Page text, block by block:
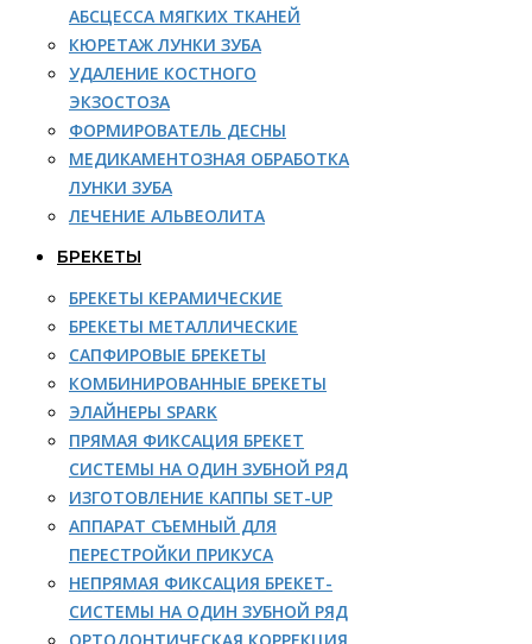
АБСЦЕССА МЯГКИХ ТКАНЕЙ
КЮРЕТАЖ ЛУНКИ ЗУБА
УДАЛЕНИЕ КОСТНОГО
ЭКЗОСТОЗА
ФОРМИРОВАТЕЛЬ ДЕСНЫ
МЕДИКАМЕНТОЗНАЯ ОБРАБОТКА
ЛУНКИ ЗУБА
ЛЕЧЕНИЕ АЛЬВЕОЛИТА
БРЕКЕТЫ
БРЕКЕТЫ КЕРАМИЧЕСКИЕ
БРЕКЕТЫ МЕТАЛЛИЧЕСКИЕ
САПФИРОВЫЕ БРЕКЕТЫ
КОМБИНИРОВАННЫЕ БРЕКЕТЫ
ЭЛАЙНЕРЫ SPARK
ПРЯМАЯ ФИКСАЦИЯ БРЕКЕТ
СИСТЕМЫ НА ОДИН ЗУБНОЙ РЯД
ИЗГОТОВЛЕНИЕ КАППЫ SET-UP
АППАРАТ СЪЕМНЫЙ ДЛЯ
ПЕРЕСТРОЙКИ ПРИКУСА
НЕПРЯМАЯ ФИКСАЦИЯ БРЕКЕТ-
СИСТЕМЫ НА ОДИН ЗУБНОЙ РЯД